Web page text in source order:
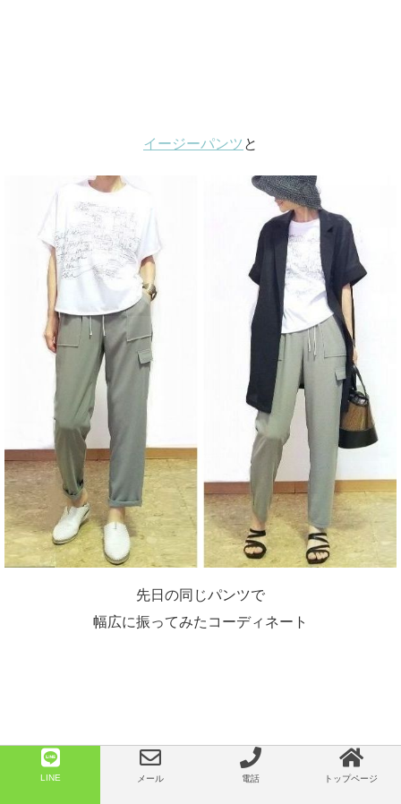
イージーパンツ と
先日の同じパンツで
幅広に振ってみたコーディネート
LINE メール 電話 トップページ